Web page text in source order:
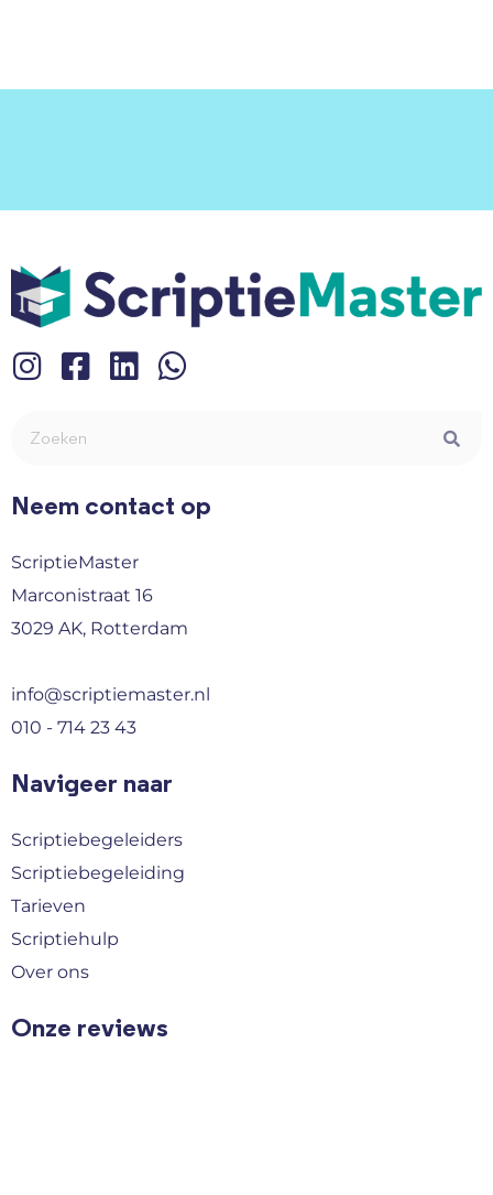
Neem contact op
ScriptieMaster
Marconistraat 16
3029 AK, Rotterdam
info@scriptiemaster.nl
010 - 714 23 43
Navigeer naar
Scriptiebegeleiders
Scriptiebegeleiding
Tarieven
Scriptiehulp
Over ons
Onze reviews